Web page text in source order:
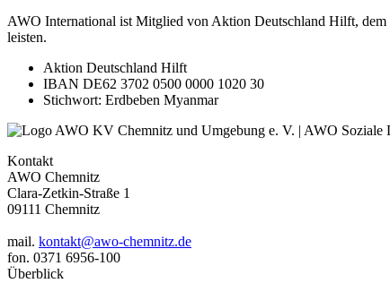
AWO International ist Mitglied von Aktion Deutschland Hilft,
leisten.
Aktion Deutschland Hilft
IBAN DE62 3702 0500 0000 1020 30
Stichwort: Erdbeben Myanmar
Kontakt
AWO Chemnitz
Clara-Zetkin-Straße 1
09111 Chemnitz
mail. kontakt@awo-chemnitz.de
fon. 0371 6956-100
Überblick